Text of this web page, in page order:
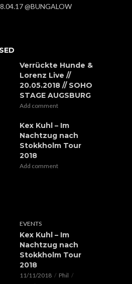
@BUNGALOW
Verrückte Hunde &
Lorenz Live //
20.05.2018 // SOHO
STAGE AUGSBURG
Add comment
Kex Kuhl – Im
Nachtzug nach
Stokkholm Tour
2018
Add comment
EVENTS
Kex Kuhl – Im
Nachtzug nach
Stokkholm Tour
2018
11/11/2018
Phil